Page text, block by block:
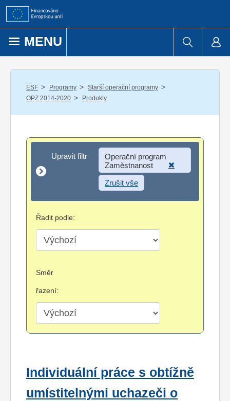
Přejít k obsahu
MENU
ESF / Programy / Starší operační programy /
OPZ 2014-2020 / Produkty
Upravit filtr
Upravit filtr
Operační program
Zaměstnanost
Zrušit vše
Řadit podle:
Směr
řazení:
Individuální práce s obtížně
umístitelnými uchazeči o